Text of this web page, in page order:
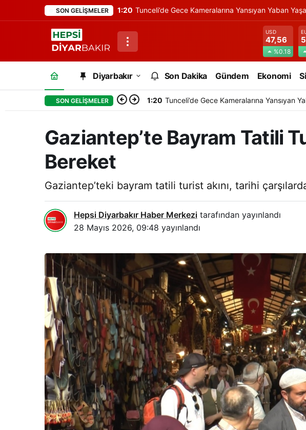
SON GELIŞMELER 1:20 Tunceli’de Gece Kameralarına Yansıyan Yaban
USD
47,56
%0.18
Diyarbakır Son Dakika Gündem Ekonomi
SON GELIŞMELER 1:20 Tunceli’de Gece Kameralarına Yansıyan
Gaziantep’te Bayram Tatili
Bereket
Gaziantep’teki bayram tatili turist akını, tarihi
Hepsi Diyarbakır Haber Merkezi tarafından yayınlandı
28 Mayıs 2026, 09:48 yayınlandı